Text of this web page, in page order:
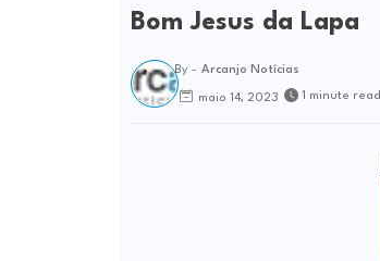
Bom Jesus da Lapa
By - Arcanjo Notícias
maio 14, 2023 1 minute read